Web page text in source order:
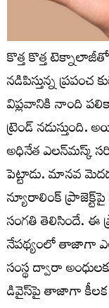
కొత్త కొత్త
నడిపిస్తున్న
విప్లవానికి నాంది
ట్రెండ్ నడుస్తుంది.
అధినేత ఎలన్‌మస్క్
పెట్టాడు. మానవ
న్యూరాలింక్ ప్రాజెక్ట్‌పై
సంగతి తెలిసిందే. ఈ
నేపథ్యంలో తాజాగా
సంస్థ ద్వారా
డివైస్‌పై తాజాగా కీలక